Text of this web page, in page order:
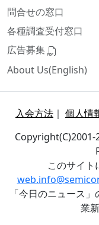
問合せの窓口
各種調査受付窓口
広告募集
About Us(English)
入会方法 ｜ 個人情
このサイト
「今日のニュース
業